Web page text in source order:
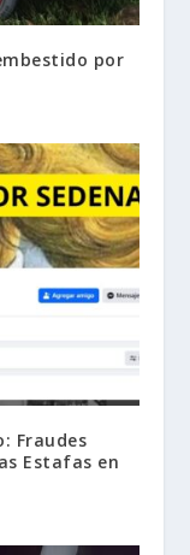
por
Fraudes
Estafas en